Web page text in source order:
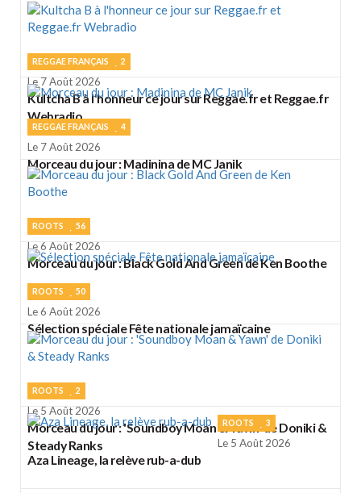
REGGAE FRANÇAIS 2
Le 7 Août 2026
Kultcha B à l'honneur ce jour sur Reggae.fr et Reggae.fr
Webradio
REGGAE FRANÇAIS 4
Le 7 Août 2026
Morceau du jour : Madinina de MC Janik
ROOTS 56
Le 6 Août 2026
Morceau du jour : Black Gold And Green de Ken Boothe
ROOTS 50
Le 6 Août 2026
Sélection spéciale Fête nationale jamaïcaine
ROOTS 2
Le 5 Août 2026
Morceau du jour : 'Soundboy Moan & Yawn' de Doniki &
Steady Ranks
ROOTS 3
Le 5 Août 2026
Aza Lineage, la relève rub-a-dub